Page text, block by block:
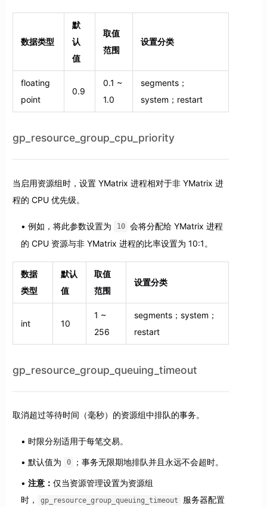
数据类型
默
认
值
取值
范围
设置分类
floating
point
0.9
0.1 ~
1.0
segments；
system；restart
gp_resource_group_cpu_priority
当启用资源组时，设置 YMatrix 进程相对于非 YMatrix 进
程的 CPU 优先级。
例如，将此参数设置为 10
会将分配给 YMatrix 进程
的 CPU 资源与非 YMatrix 进程的比率设置为 10:1。
数据
类型
默认
值
取值
范围
设置分类
int 10
1 ~
256
segments；system；
restart
gp_resource_group_queuing_timeout
取消超过等待时间（毫秒）的资源组中排队的事务。
时限分别适用于每笔交易。
默认值为 0 ；事务无限期地排队并且永远不会超时。
注意： 仅当资源管理设置为资源组
时，
gp_resource_group_queuing_timeout
服务器配置